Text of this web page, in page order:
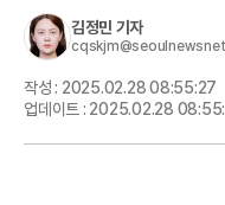
김정민 기자
작성 : 2025.02.28 08:55:27
업데이트 : 2025.02.28